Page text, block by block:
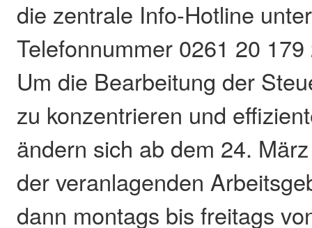
die zentrale Info-Hotline
Telefonnummer 0261 20
Um die Bearbeitung der
zu konzentrieren und
ändern sich ab dem 24.
der veranlagenden
dann montags bis freitags